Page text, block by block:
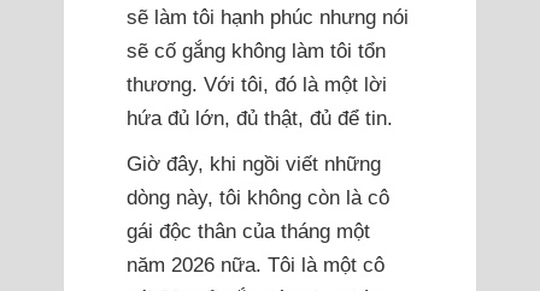
sẽ làm tôi hạnh phúc nhưng nói
sẽ cố gắng không làm tôi tổn
thương. Với tôi, đó là một lời
hứa đủ lớn, đủ thật, đủ để tin.
Giờ đây, khi ngồi viết những
dòng này, tôi không còn là cô
gái độc thân của tháng một
năm 2026 nữa. Tôi là một cô